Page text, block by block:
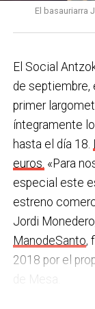
en los centros
combatir la
y, a principios
prestar los
comunitarias.
En las últimas
estado
presuntas
está
situación y
ciudadanía?
nos
con el mayor
contraria al
Sin
Ante la falta de
comité, los
advirtieron a la
Inspección de
percibieron un
social lamenta
nuevas
aparentar», sin
efectivas en
El basauriarra
El Social
de septiembre,
primer
íntegramente
hasta el día 18.
euros. «Para
especial este
estreno
Jordi
ManodeSanto,
2018 por el